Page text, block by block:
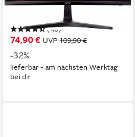
1 ms Reaktionszeit
(40)
74,90 € UVP 109,90 €
-32%
lieferbar - am nächsten Werktag
bei dir